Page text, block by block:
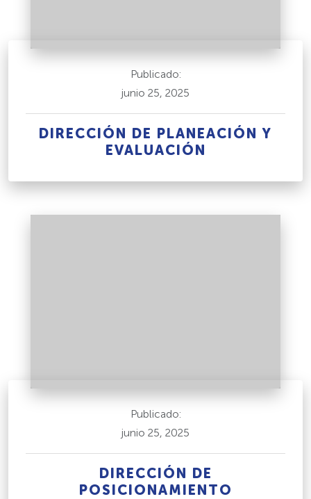
Publicado:
junio 25, 2025
DIRECCIÓN DE PLANEACIÓN Y
EVALUACIÓN
Publicado:
junio 25, 2025
DIRECCIÓN DE
POSICIONAMIENTO